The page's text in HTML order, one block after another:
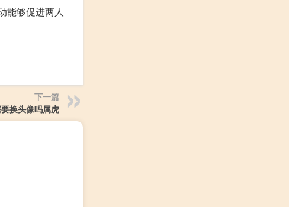
能够促进两人
下一篇
换头像吗属虎